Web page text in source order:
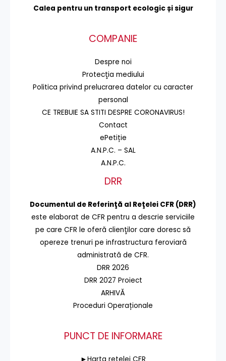
Calea pentru un transport ecologic și sigur
COMPANIE
Despre noi
Protecţia mediului
Politica privind prelucrarea datelor cu caracter
personal
CE TREBUIE SA STITI DESPRE CORONAVIRUS!
Contact
ePetiție
A.N.P.C. – SAL
A.N.P.C.
DRR
Documentul de Referinţă al Reţelei CFR (DRR)
este elaborat de CFR pentru a descrie serviciile
pe care CFR le oferă clienţilor care doresc să
opereze trenuri pe infrastructura feroviară
administrată de CFR.
DRR 2026
DRR 2027 Proiect
ARHIVĂ
Proceduri Operaționale
PUNCT DE INFORMARE